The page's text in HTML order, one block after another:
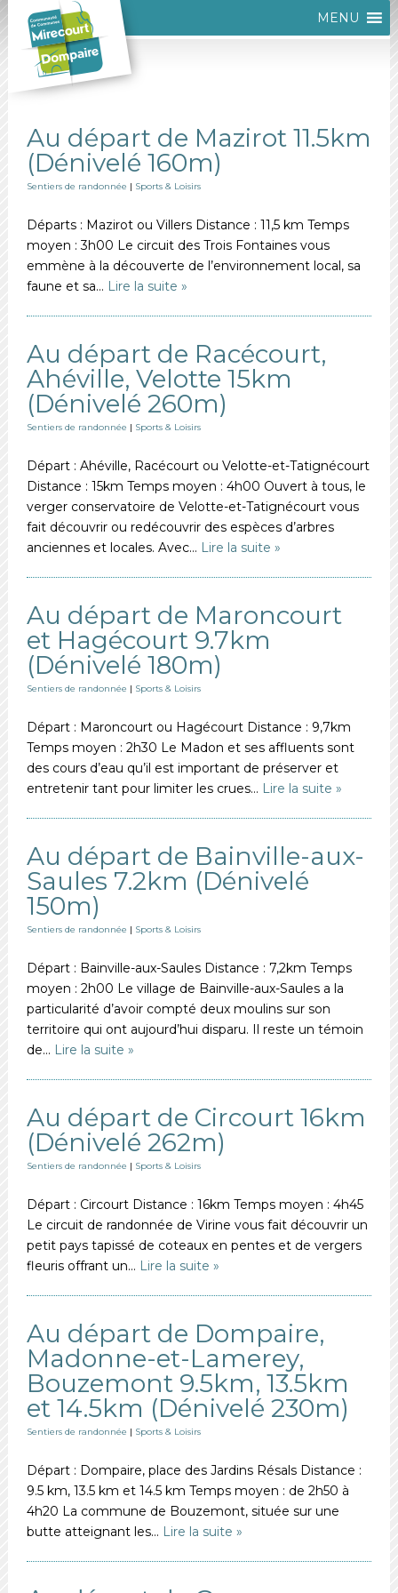
MENU
Au départ de Mazirot 11.5km
(Dénivelé 160m)
Sentiers de randonnée | Sports & Loisirs
Départs : Mazirot ou Villers Distance : 11,5 km Temps
moyen : 3h00 Le circuit des Trois Fontaines vous
emmène à la découverte de l’environnement local, sa
faune et sa… Lire la suite »
Au départ de Racécourt,
Ahéville, Velotte 15km
(Dénivelé 260m)
Sentiers de randonnée | Sports & Loisirs
Départ : Ahéville, Racécourt ou Velotte-et-Tatignécourt
Distance : 15km Temps moyen : 4h00 Ouvert à tous, le
verger conservatoire de Velotte-et-Tatignécourt vous
fait découvrir ou redécouvrir des espèces d’arbres
anciennes et locales. Avec… Lire la suite »
Au départ de Maroncourt
et Hagécourt 9.7km
(Dénivelé 180m)
Sentiers de randonnée | Sports & Loisirs
Départ : Maroncourt ou Hagécourt Distance : 9,7km
Temps moyen : 2h30 Le Madon et ses affluents sont
des cours d’eau qu’il est important de préserver et
entretenir tant pour limiter les crues… Lire la suite »
Au départ de Bainville-aux-
Saules 7.2km (Dénivelé
150m)
Sentiers de randonnée | Sports & Loisirs
Départ : Bainville-aux-Saules Distance : 7,2km Temps
moyen : 2h00 Le village de Bainville-aux-Saules a la
particularité d’avoir compté deux moulins sur son
territoire qui ont aujourd’hui disparu. Il reste un témoin
de… Lire la suite »
Au départ de Circourt 16km
(Dénivelé 262m)
Sentiers de randonnée | Sports & Loisirs
Départ : Circourt Distance : 16km Temps moyen : 4h45
Le circuit de randonnée de Virine vous fait découvrir un
petit pays tapissé de coteaux en pentes et de vergers
fleuris offrant un… Lire la suite »
Au départ de Dompaire,
Madonne-et-Lamerey,
Bouzemont 9.5km, 13.5km
et 14.5km (Dénivelé 230m)
Sentiers de randonnée | Sports & Loisirs
Départ : Dompaire, place des Jardins Résals Distance :
9.5 km, 13.5 km et 14.5 km Temps moyen : de 2h50 à
4h20 La commune de Bouzemont, située sur une
butte atteignant les… Lire la suite »